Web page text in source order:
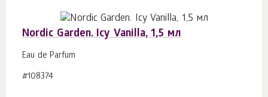
Nordic Garden. Icy Vanilla, 1,5 мл
Eau de Parfum
#108374